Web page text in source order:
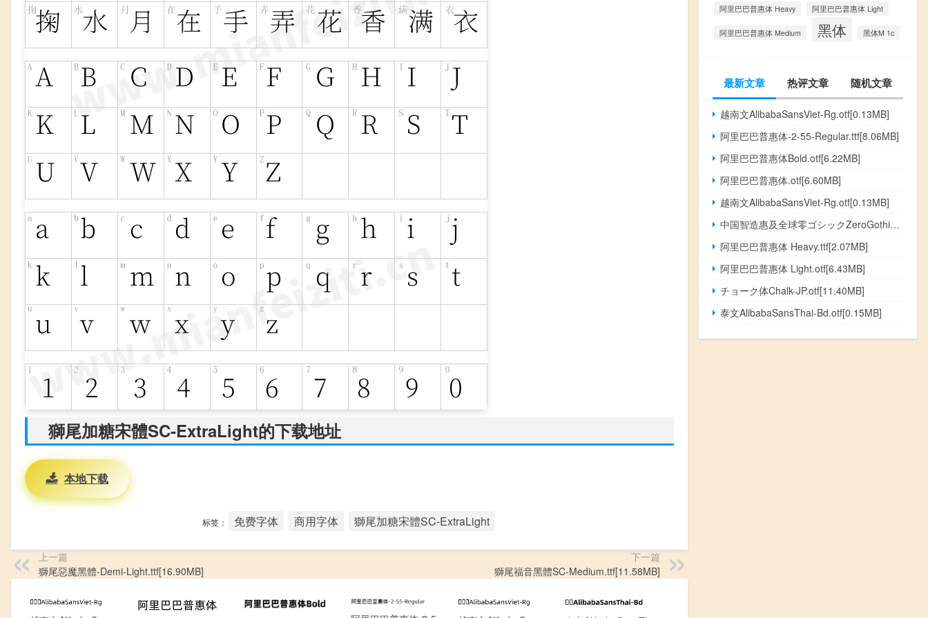
獅尾加糖宋體SC-ExtraLight的下载地址
本地下载
标签： 免费字体 商用字体 獅尾加糖宋體SC-ExtraLight
上一篇
獅尾惡魔黑體-Demi-Light.ttf[16.90MB]
下一篇
獅尾福音黑體SC-Medium.ttf[11.58MB]
阿里巴巴普惠体 Heavy 阿里巴巴普惠体 Light
阿里巴巴普惠体 Medium 黑体 黑体M 1c
最新文章 热评文章 随机文章
越南文AlibabaSansViet-Rg.otf[0.13MB]
阿里巴巴普惠体-2-55-Regular.ttf[8.06MB]
阿里巴巴普惠体Bold.otf[6.22MB]
阿里巴巴普惠体.otf[6.60MB]
越南文AlibabaSansViet-Rg.otf[0.13MB]
中国智造惠及全球零ゴシックZeroGothic.otf[4.36MB]
阿里巴巴普惠体 Heavy.ttf[2.07MB]
阿里巴巴普惠体 Light.otf[6.43MB]
チョーク体Chalk-JP.otf[11.40MB]
泰文AlibabaSansThai-Bd.otf[0.15MB]